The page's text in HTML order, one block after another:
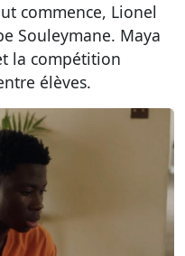
commence, Lionel
Souleymane. Maya
la compétition
élèves.